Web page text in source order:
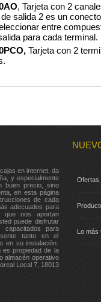
, Tarjeta con 2
salida 2 es un
entre
para cada terminal.
Tarjeta con 2
en internet, da
y especialmente
buen precio, sino
en esta página
de cada
adecuados para
que nos aportan
puede disfrutar
capacitados para
tanto en el
en su instalación.
es propiedad de la
almacén operativo
Local 7, 18013
Ofertas
Lo más